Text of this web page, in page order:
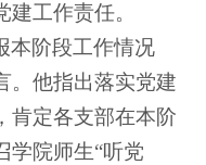
工作责任。
本阶段工作情况
。他指出落实党建
肯定各支部在本阶
学院师生“听党